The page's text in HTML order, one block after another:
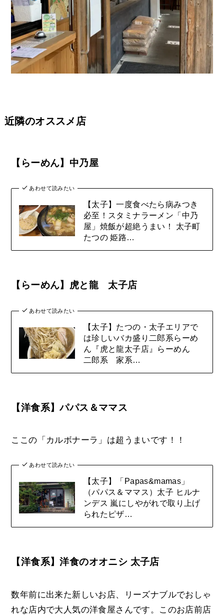
近隣のオススメ店
【らーめん】中乃屋
あわせて読みたい
【太子】一度食べたら病みつき
必至！スタミナラーメン「中乃
屋」焼飯が超絶うまい！ 太子町
たつの 姫路…
【らーめん】虎と龍 太子店
あわせて読みたい
【太子】たつの・太子エリアで
は珍しいバカ盛り二郎系らーめ
ん『虎と龍太子店』らーめん
二郎系 家系…
【洋食系】パパス＆ママス
ここの「 カルボナーラ」 は超うまいです！！
あわせて読みたい
【太子】「Papas&mamas」
（パパス＆ママス）太子 ヒルナ
ンデス 嵐にしやがれで取り上げ
られたピザ…
【洋食系】洋食のオオニシ 太子店
数年前に出来た新しいお店、リーズナブルでおしゃ
れな店内で大人気の洋食屋さんです。このお店前店